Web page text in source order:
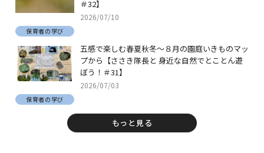
＃32】
2026/07/10
保育者の学び
五感で楽しむ春夏秋冬～８月の園庭いきものマッ
プから【ささき隊長と 身近な自然でとことん遊
ぼう！＃31】
2026/07/03
保育者の学び
もっと見る